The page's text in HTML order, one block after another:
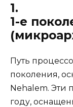
1.
1-е
Путь
поколения,
Nehalem. Эти
году,